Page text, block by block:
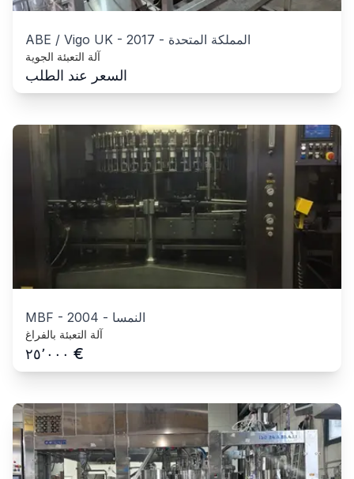
ABE / Vigo UK - 2017 - المملكة المتحدة
آلة التعبئة الجوية
السعر عند الطلب
MBF - 2004 - النمسا
آلة التعبئة بالفراغ
٢٥٬٠٠٠ €